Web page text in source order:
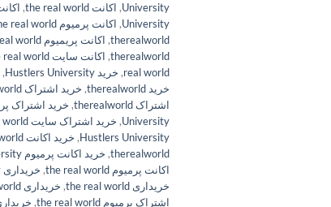
University
, اکانت the real world ,
University
, اکانت پرمیوم the real world
therealworld
, اکانت پریمیوم the real world
therealworld
, اکانت سایت the real world
real world
, خرید Hustlers University ,
خرید therealworld
, خرید اشتراک the real world
اشتراک therealworld
,
University
, خرید اشتراک سایت the real world
Hustlers University
, خرید اکانت the real world
therealworld
, خرید اکانت پرمیوم Hustlers University
اکانت پرمیوم the real world
, خریداری Hustlers University
خریداری the real world
, خریداری therealworld
اشتراک پرمیوم the real world
,